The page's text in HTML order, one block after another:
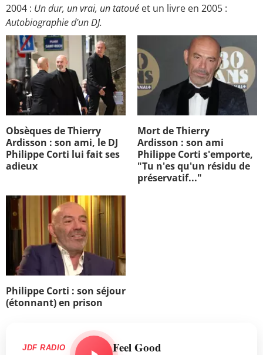
2004 : Un dur, un vrai, un tatoué et un livre en 2005 :
Autobiographie d'un DJ.
Obsèques de Thierry
Ardisson : son ami, le DJ
Philippe Corti lui fait ses
adieux
Mort de Thierry
Ardisson : son ami
Philippe Corti s'emporte,
"Tu n'es qu'un résidu de
préservatif..."
Philippe Corti : son séjour
(étonnant) en prison
JDF RADIO Feel Good